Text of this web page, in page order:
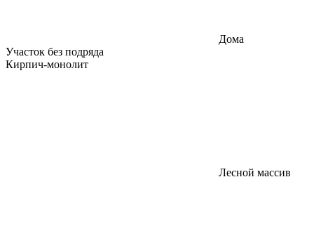
Дома
Участок без подряда
Кирпич-монолит
Лесной массив